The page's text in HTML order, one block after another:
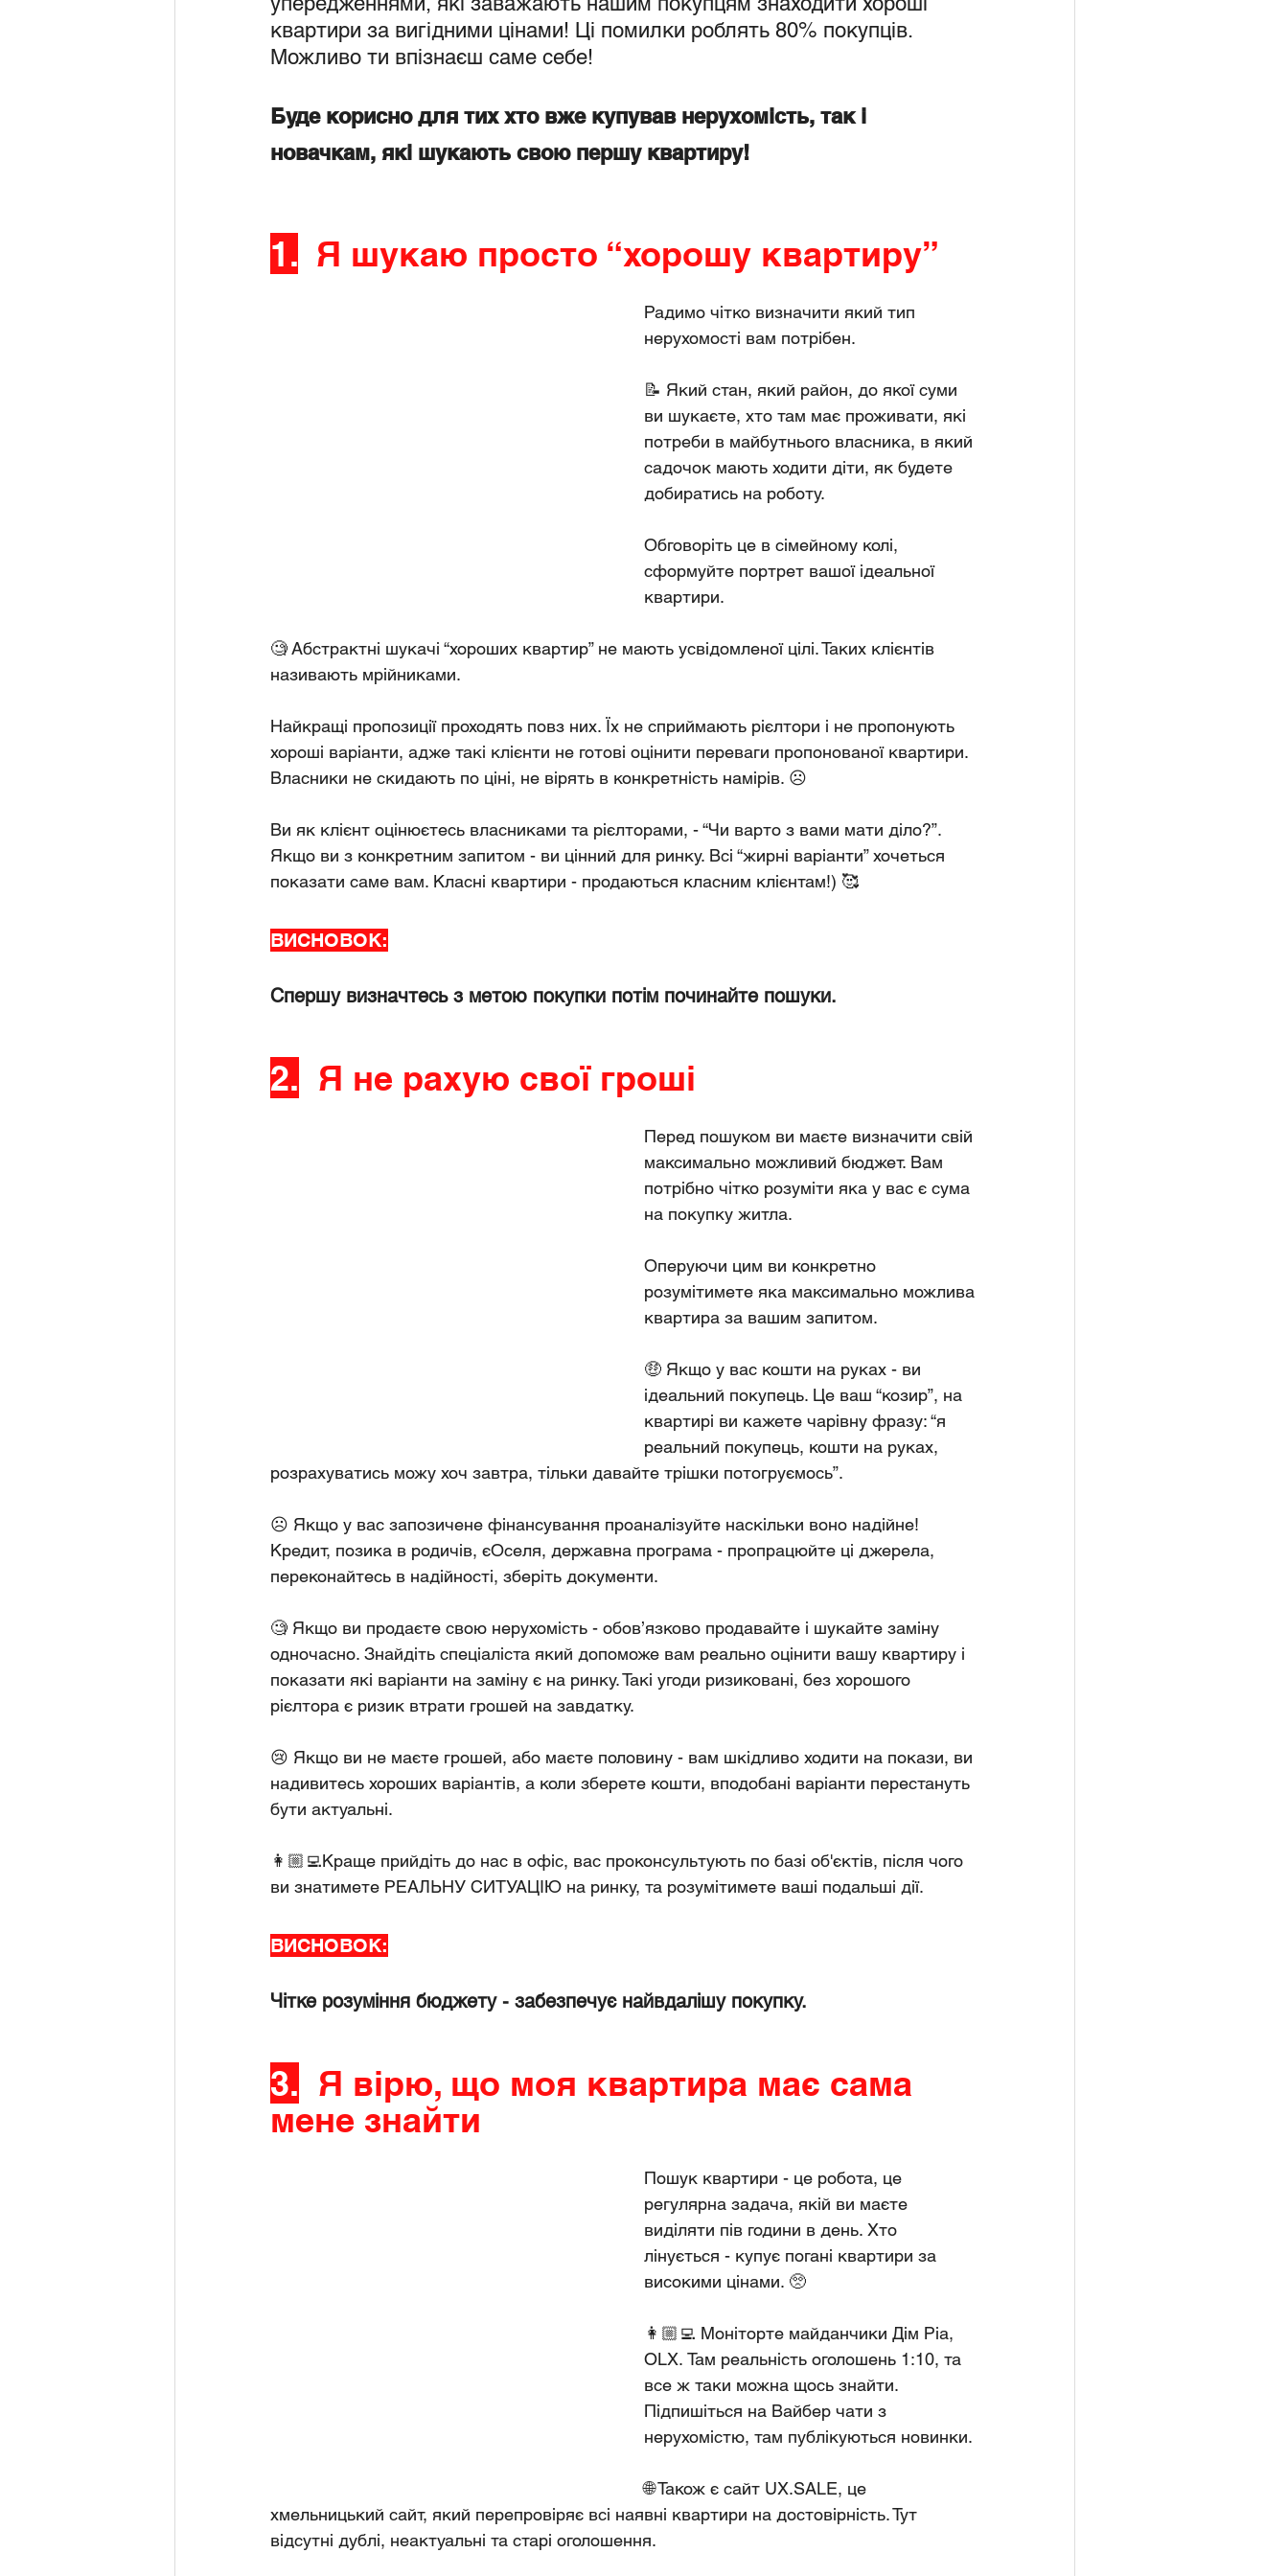
квартири за вигідними цінами! Ці помилки роблять 80% покупців.
Можливо ти впізнаєш саме себе!
Буде корисно для тих хто вже купував нерухомість, так і
новачкам, які шукають свою першу квартиру!
1. Я шукаю просто “хорошу квартиру”
Радимо чітко визначити який тип
нерухомості вам потрібен.
📝 Який стан, який район, до якої суми
ви шукаєте, хто там має проживати, які
потреби в майбутнього власника, в який
садочок мають ходити діти, як будете
добиратись на роботу.
Обговоріть це в сімейному колі,
сформуйте портрет вашої ідеальної
квартири.
🧐 Абстрактні шукачі “хороших квартир” не мають усвідомленої цілі. Таких клієнтів
називають мрійниками.
Найкращі пропозиції проходять повз них. Їх не сприймають рієлтори і не пропонують
хороші варіанти, адже такі клієнти не готові оцінити переваги пропонованої квартири.
Власники не скидають по ціні, не вірять в конкретність намірів. ☹️
Ви як клієнт оцінюєтесь власниками та рієлторами, - “Чи варто з вами мати діло?”.
Якщо ви з конкретним запитом - ви цінний для ринку. Всі “жирні варіанти” хочеться
показати саме вам. Класні квартири - продаються класним клієнтам!) 🥰
ВИСНОВОК:
Спершу визначтесь з метою покупки потім починайте пошуки.
2. Я не рахую свої гроші
Перед пошуком ви маєте визначити свій
максимально можливий бюджет. Вам
потрібно чітко розуміти яка у вас є сума
на покупку житла.
Оперуючи цим ви конкретно
розумітимете яка максимально можлива
квартира за вашим запитом.
🤑 Якщо у вас кошти на руках - ви
ідеальний покупець. Це ваш “козир”, на
квартирі ви кажете чарівну фразу: “я
реальний покупець, кошти на руках,
розрахуватись можу хоч завтра, тільки давайте трішки потогруємось”.
☹️ Якщо у вас запозичене фінансування проаналізуйте наскільки воно надійне!
Кредит, позика в родичів, єОселя, державна програма - пропрацюйте ці джерела,
переконайтесь в надійності, зберіть документи.
🧐 Якщо ви продаєте свою нерухомість - обов’язково продавайте і шукайте заміну
одночасно. Знайдіть спеціаліста який допоможе вам реально оцінити вашу квартиру і
показати які варіанти на заміну є на ринку. Такі угоди ризиковані, без хорошого
рієлтора є ризик втрати грошей на завдатку.
😢 Якщо ви не маєте грошей, або маєте половину - вам шкідливо ходити на покази, ви
надивитесь хороших варіантів, а коли зберете кошти, вподобані варіанти перестануть
бути актуальні.
👩🏼‍💻Краще прийдіть до нас в офіс, вас проконсультують по базі об'єктів, після чого
ви знатимете РЕАЛЬНУ СИТУАЦІЮ на ринку, та розумітимете ваші подальші дії.
ВИСНОВОК:
Чітке розуміння бюджету - забезпечує найвдалішу покупку.
3. Я вірю, що моя квартира має сама
мене знайти
Пошук квартири - це робота, це
регулярна задача, якій ви маєте
виділяти пів години в день. Хто
лінується - купує погані квартири за
високими цінами. 🥺
👩🏼‍💻 Моніторте майданчики Дім Ріа,
OLX. Там реальність оголошень 1:10, та
все ж таки можна щось знайти.
Підпишіться на Вайбер чати з
нерухомістю, там публікуються новинки.
🌐 Також є сайт UX.SALE, це
хмельницький сайт, який перепровіряє всі наявні квартири на достовірність. Тут
відсутні дублі, неактуальні та старі оголошення.